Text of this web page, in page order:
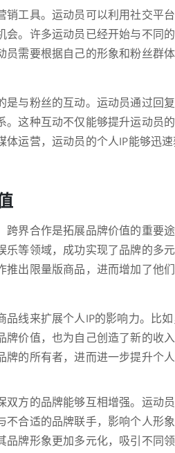
工具。运动员可以利用社交平
。许多运动员已经开始与不同
需要根据自己的形象和粉丝群
与粉丝的互动。运动员通过回
这种互动不仅能够提升运动员
运营，运动员的个人IP能够迅
界合作是拓展品牌价值的重要
等领域，成功实现了品牌的多
出限量版商品，进而增加了他
线来扩展个人IP的影响力。比
价值，也为自己创造了新的收
的所有者，进而进一步提升个
方的品牌能够互相增强。运动
合适的品牌联手，影响个人形
牌形象更加多元化，吸引不同领